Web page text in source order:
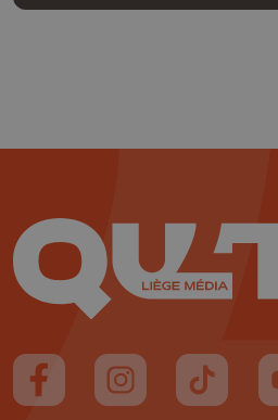
Suivez-nous sur FaceBook
Suivez-nous sur
Suivez-